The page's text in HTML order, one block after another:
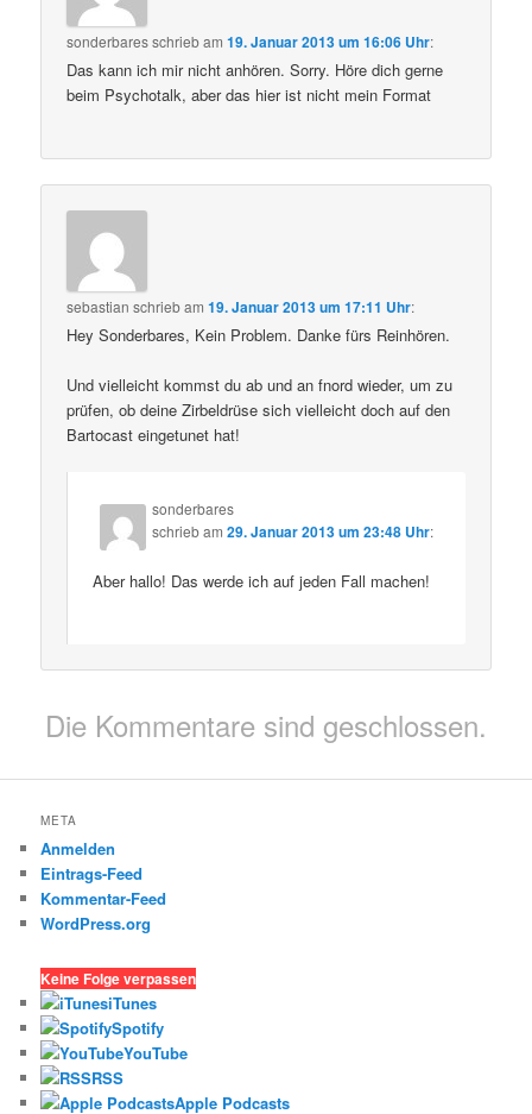
sonderbaresschriebam19. Januar 2013 um 16:06 Uhr:
Das kann ich mir nicht anhören. Sorry. Höre dich gerne
beim Psychotalk, aber das hier ist nicht mein Format
sebastian schriebam19. Januar 2013 um 17:11 Uhr:
Hey Sonderbares, Kein Problem. Danke fürs Reinhören.
Und vielleicht kommst du ab und an fnord wieder, um zu
prüfen, ob deine Zirbeldrüse sich vielleicht doch auf den
Bartocast eingetunet hat!
sonderbares
schriebam29. Januar 2013 um 23:48 Uhr:
Aber hallo! Das werde ich auf jeden Fall machen!
Die Kommentare sind geschlossen.
META
Anmelden
Eintrags-Feed
Kommentar-Feed
WordPress.org
Keine Folge verpassen
iTunes
Spotify
YouTube
RSS
Apple Podcasts